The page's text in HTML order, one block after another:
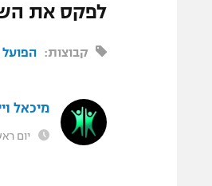
לפקס את
קבוצות:
מיכאל
יום ראשון,